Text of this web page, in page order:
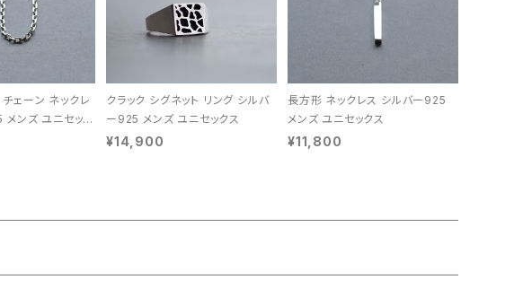
ェーン ネックレ
ンズ ユニセック
クラック シグネット リング シルバ
ー925 メンズ ユニセックス
¥14,900
長方形 ネックレス シルバー925
メンズ ユニセックス
¥11,800